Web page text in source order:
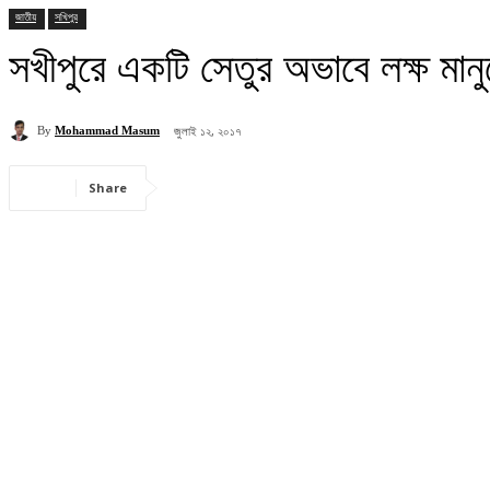
জাতীয় সখিপুর
সখীপুরে একটি সেতুর অভাবে লক্ষ
By Mohammad Masum জুলাই ১২, ২০১৭
Share